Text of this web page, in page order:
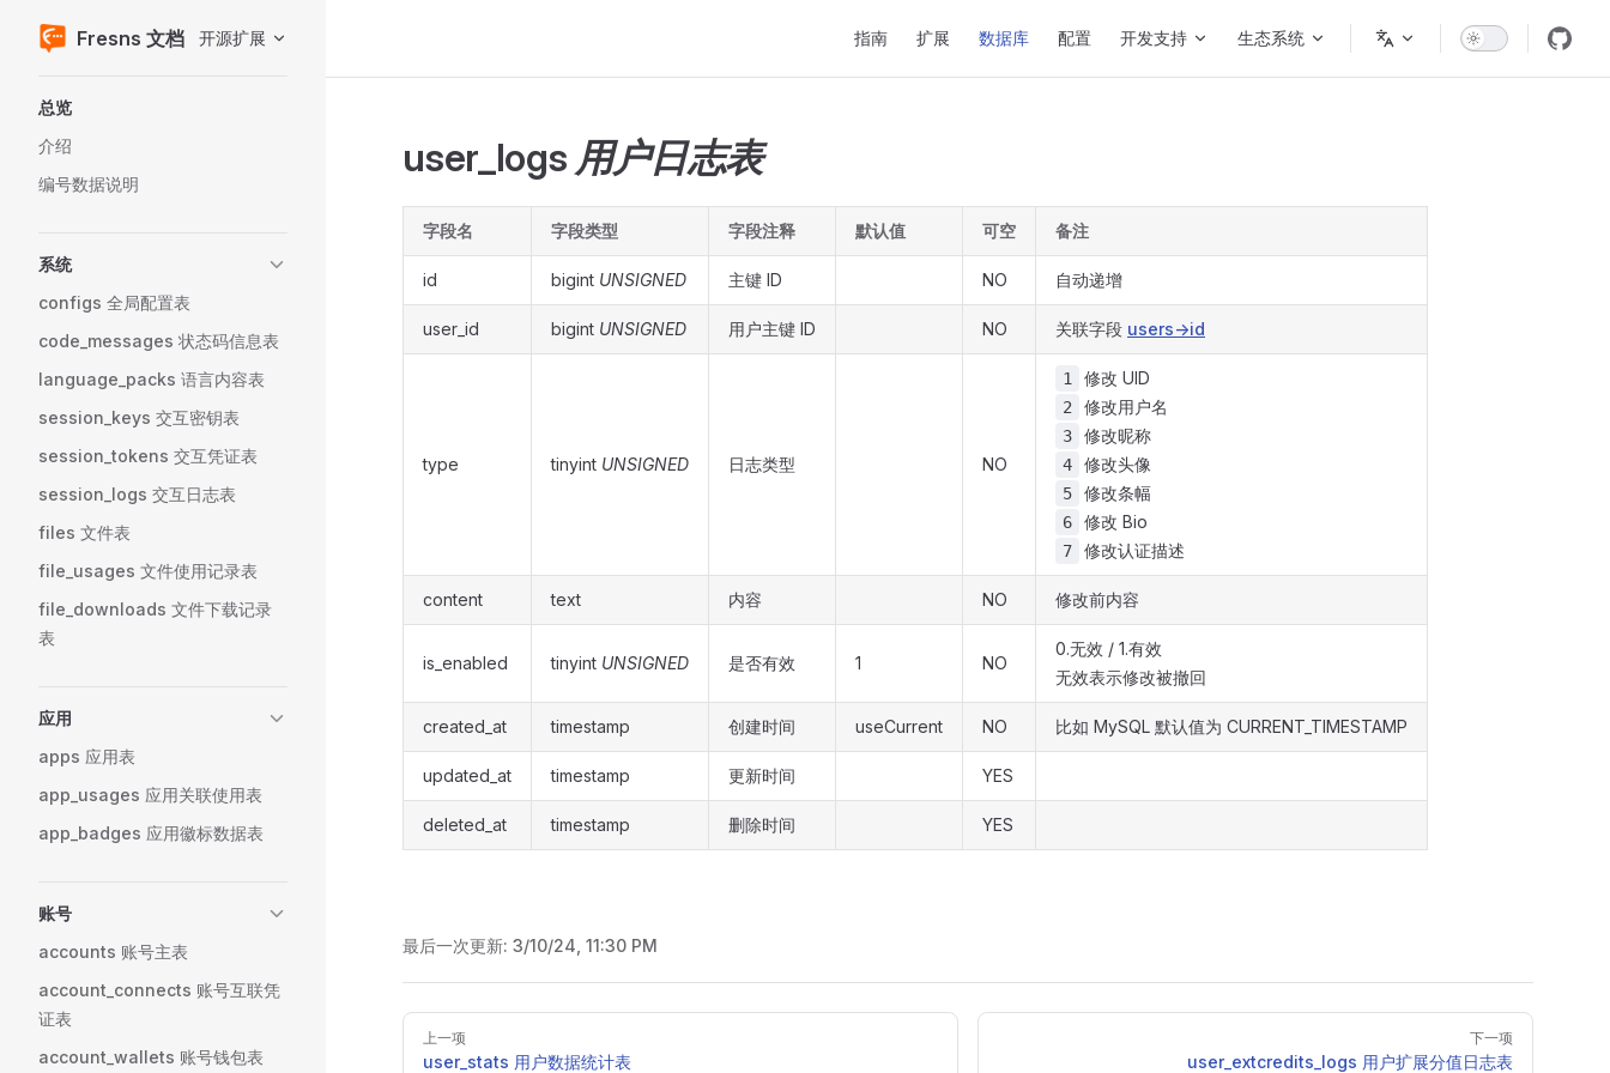
Skip to content
Fresns 文档 开源扩展 指南 扩展 数据库 配置 开发支持 生态系统
总览
介绍
编号数据说明
系统
configs 全局配置表
code_messages 状态码信息表
language_packs 语言内容表
session_keys 交互密钥表
session_tokens 交互凭证表
session_logs 交互日志表
files 文件表
file_usages 文件使用记录表
file_downloads 文件下载记录
表
应用
apps 应用表
app_usages 应用关联使用表
app_badges 应用徽标数据表
账号
accounts 账号主表
account_connects 账号互联凭
证表
account_wallets 账号钱包表
user_logs 用户日志表
字段名 字段类型 字段注释 默认值 可空 备注
id bigint UNSIGNED 主键 ID NO 自动递增
user_id bigint UNSIGNED 用户主键 ID NO 关联字段 users->id
type tinyint UNSIGNED 日志类型 NO
1 修改 UID
2 修改用户名
3 修改昵称
4 修改头像
5 修改条幅
6 修改 Bio
7 修改认证描述
content text 内容 NO 修改前内容
is_enabled tinyint UNSIGNED 是否有效 1 NO
0.无效 / 1.有效
无效表示修改被撤回
created_at timestamp 创建时间 useCurrent NO 比如 MySQL 默认值为 CURRENT_TIMESTAMP
updated_at timestamp 更新时间 YES
deleted_at timestamp 删除时间 YES
最后一次更新: 3/10/24, 11:30 PM
Pager
上一项
user_stats 用户数据统计表
下一项
user_extcredits_logs 用户扩展分值日志表